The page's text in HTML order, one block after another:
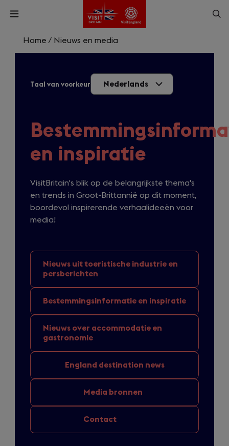
Skip
content
Open
Enter
a
Home / Nieuws en media
Taal van voorkeur Nederlands
en inspiratie
VisitBritain's blik op de belangrijkste thema's
en trends in Groot-Brittannië op dit moment,
boordevol inspirerende verhaalideeën voor
media!
Nieuws uit toeristische industrie en
persberichten
Bestemmingsinformatie en inspiratie
Nieuws over accommodatie en
gastronomie
England destination news
Media bronnen
Contact